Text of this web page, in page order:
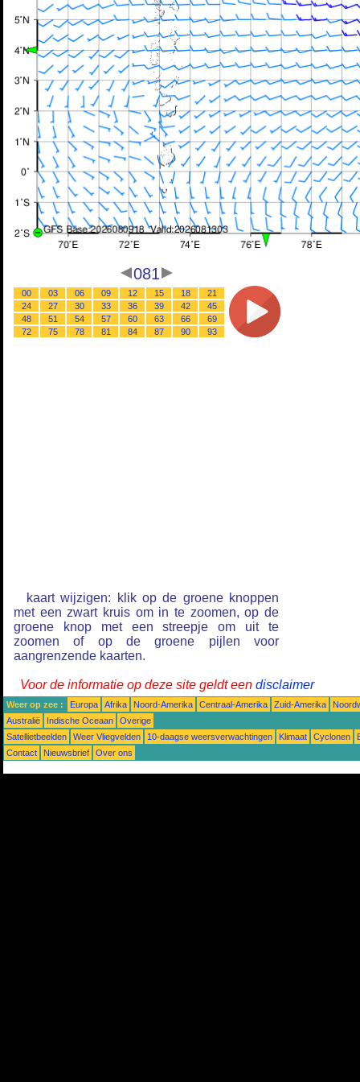
081
00 03 06 09 12 15 18
21
24
27 30 33 36 39 42
45
48
51 54 57 60 63 66
69
72
75 78 81 84 87 90 93
kaart wijzigen: klik op de groene knoppen
met een zwart kruis om in te zoomen, op de
groene knop met een streepje om uit te
zoomen of op de groene pijlen voor
aangrenzende kaarten.
Voor de informatie op deze site geldt een disclaimer
Weer op zee : Europa Afrika Noord-Amerika Centraal-Amerika Zuid-Amerika
Australië
Indische Oceaan
Overige
Satellietbeelden
Weer Vliegvelden 10-daagse weersverwachtingen Klimaat Cyclonen
Contact
Nieuwsbrief Over ons